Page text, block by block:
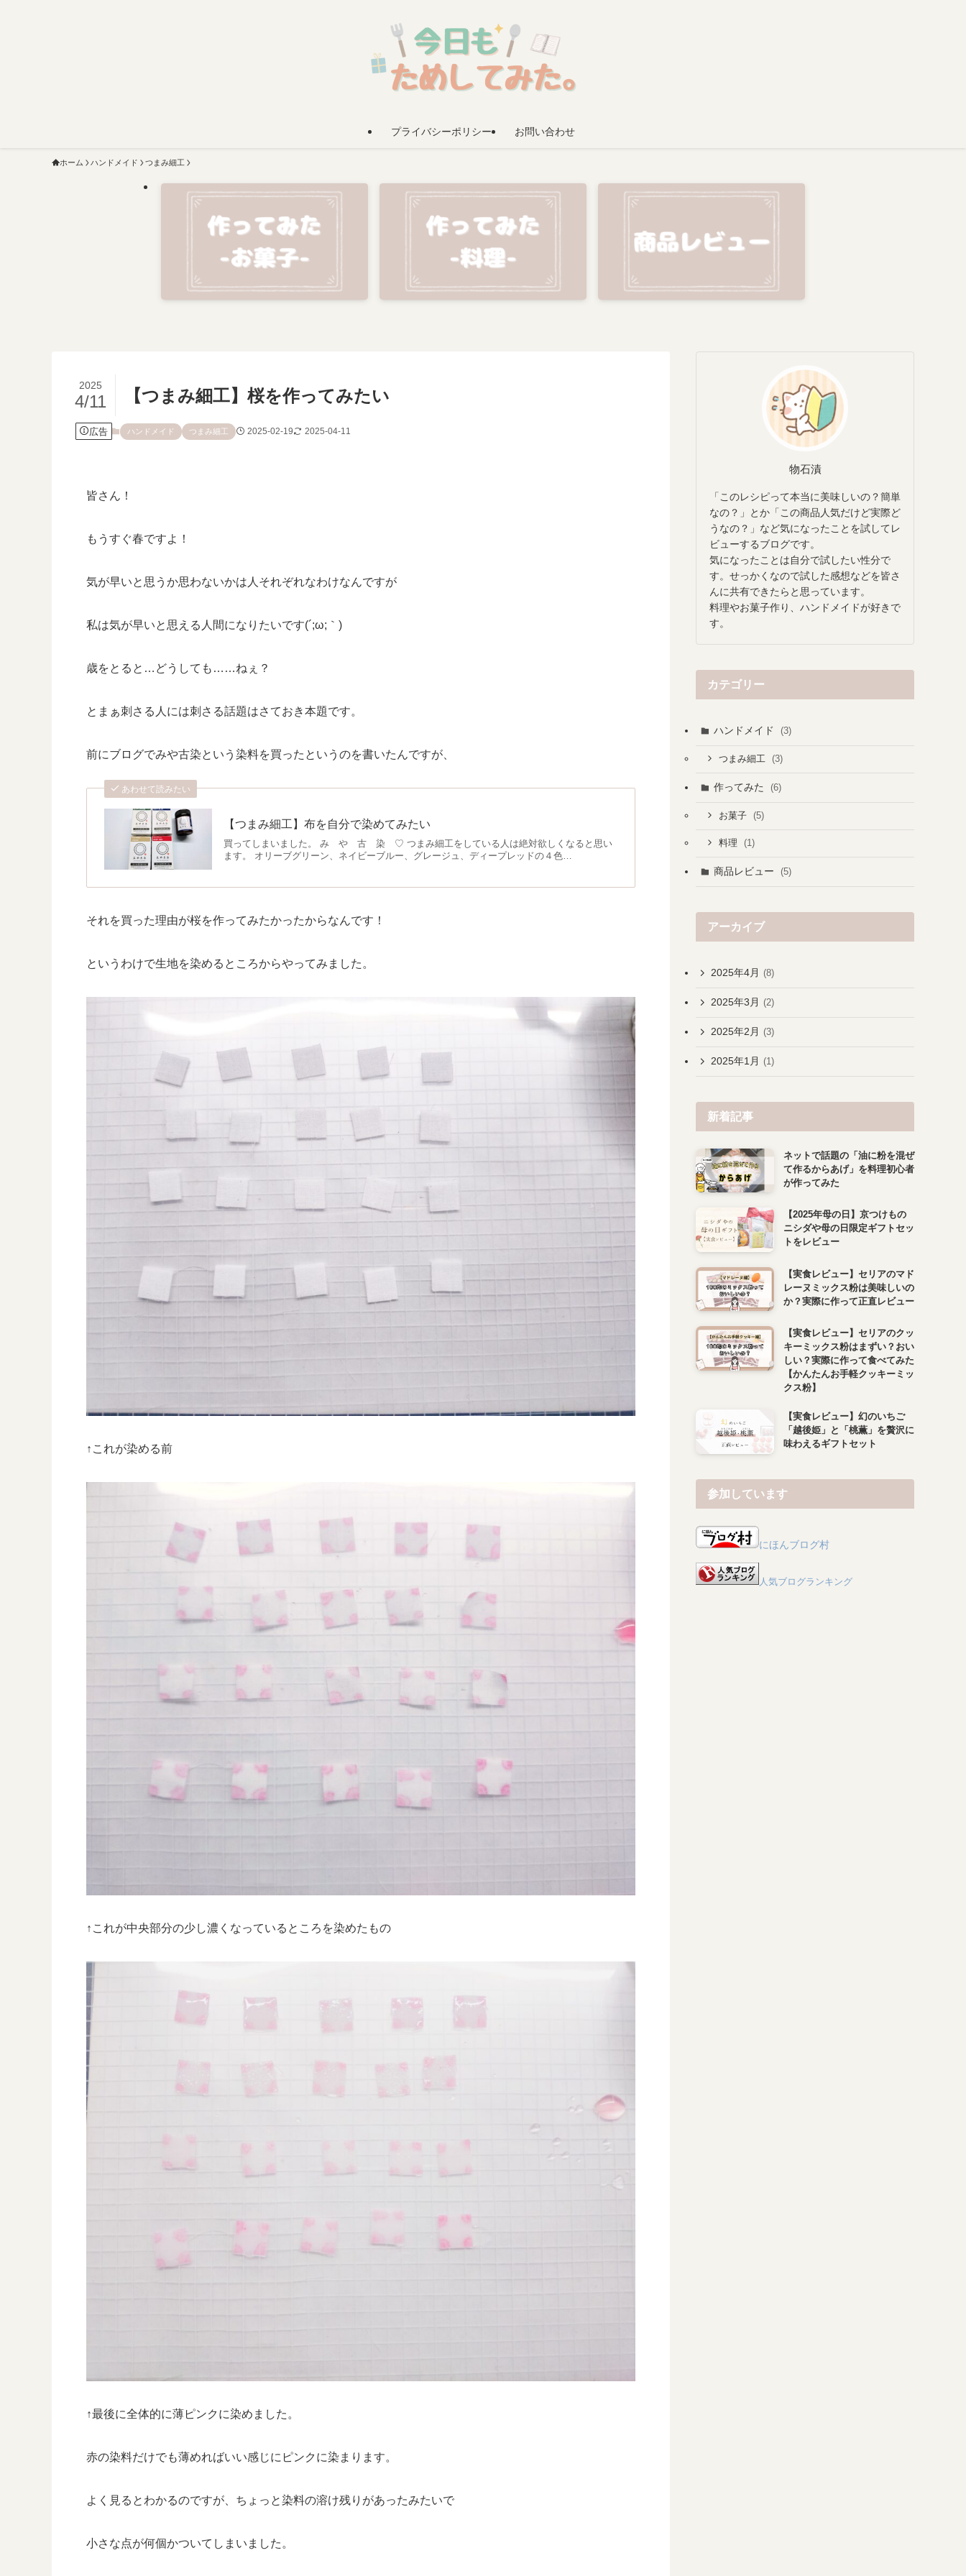
プライバシーポリシー お問い合わせ
ホーム ハンドメイド つまみ細工
【つまみ細工】桜を作ってみたい
2025
4/11
広告 ハンドメイド つまみ細工 2025-02-19 2025-04-11
皆さん！
もうすぐ春ですよ！
気が早いと思うか思わないかは人それぞれなわけなんですが
私は気が早いと思える人間になりたいです(´;ω;｀)
歳をとると…どうしても……ねぇ？
とまぁ刺さる人には刺さる話題はさておき本題です。
前にブログでみや古染という染料を買ったというのを書いたんですが、
あわせて読みたい
【つまみ細工】布を自分で染めてみたい
買ってしまいました。 み や 古 染 ♡ つまみ細工をしている人は絶対欲しくなると思い
ます。 オリーブグリーン、ネイビーブルー、グレージュ、ディープレッドの４色…
それを買った理由が桜を作ってみたかったからなんです！
というわけで生地を染めるところからやってみました。
↑これが染める前
↑これが中央部分の少し濃くなっているところを染めたもの
↑最後に全体的に薄ピンクに染めました。
赤の染料だけでも薄めればいい感じにピンクに染まります。
よく見るとわかるのですが、ちょっと染料の溶け残りがあったみたいで
小さな点が何個かついてしまいました。
物石漬
「このレシピって本当に美味しいの？簡単
なの？」とか「この商品人気だけど実際ど
うなの？」など気になったことを試してレ
ビューするブログです。
気になったことは自分で試したい性分で
す。せっかくなので試した感想などを皆さ
んに共有できたらと思っています。
料理やお菓子作り、ハンドメイドが好きで
す。
カテゴリー
ハンドメイド (3)
つまみ細工 (3)
作ってみた (6)
お菓子 (5)
料理 (1)
商品レビュー (5)
アーカイブ
2025年4月 (8)
2025年3月 (2)
2025年2月 (3)
2025年1月 (1)
新着記事
ネットで話題の「油に粉を混ぜ
て作るからあげ」を料理初心者
が作ってみた
【2025年母の日】京つけもの
ニシダや母の日限定ギフトセッ
トをレビュー
【実食レビュー】セリアのマド
レーヌミックス粉は美味しいの
か？実際に作って正直レビュー
【実食レビュー】セリアのクッ
キーミックス粉はまずい？おい
しい？実際に作って食べてみた
【かんたんお手軽クッキーミッ
クス粉】
【実食レビュー】幻のいちご
「越後姫」と「桃薫」を贅沢に
味わえるギフトセット
参加しています
にほんブログ村
人気ブログランキング